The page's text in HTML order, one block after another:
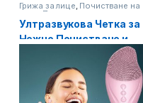
Грижа за лице, Почистване на
Промоции март
Ултразвукова Четка за
Нежно Почистване и
Масаж на Лицето със
Загряващ ефект, Код: L-